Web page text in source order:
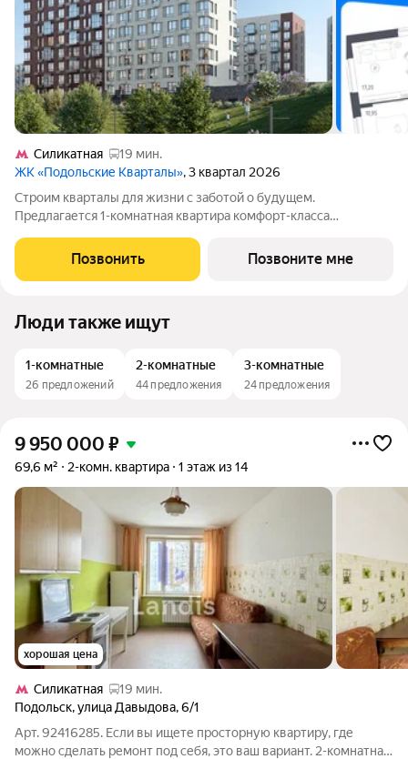
Силикатная
19 мин.
ЖК «Подольские Кварталы», 3 квартал 2026
Строим кварталы для жизни с заботой о будущем.
Предлагается 1-комнатная квартира комфорт-класса
м этаже, в жилом комплексе "Подольские
Кварталы".Застройщик сдает квартиры с отделкой в
Позвонить Позвоните мне
Люди также ищут
1-комнатные
26 предложений
2-комнатные
44 предложения
3-комнатные
24 предложения
9 950 000 ₽
69,6 м² 2-комн. квартира 1 этаж из 14
хорошая цена
Силикатная
19 мин.
Подольск,улица Давыдова,6/1
Арт. 92416285. Если вы ищете просторную квартиру, где
можно сделать ремонт под себя, это ваш вариант. 2-комнатная